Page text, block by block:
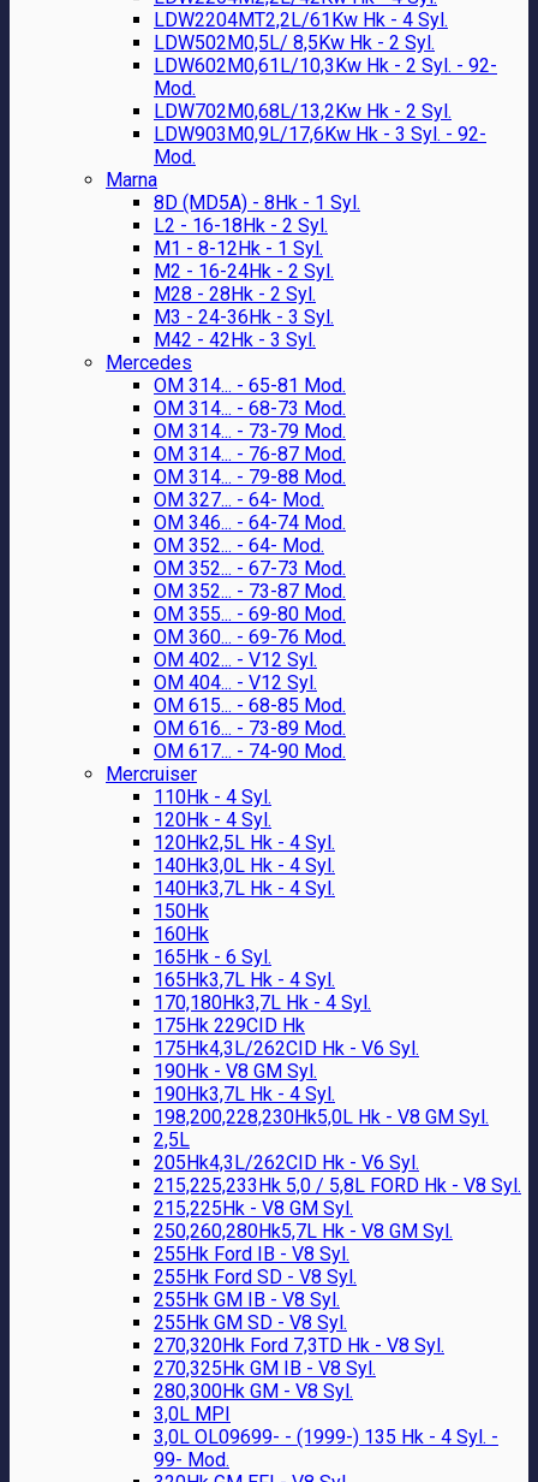
LDW2204MT2,2L/61Kw Hk - 4 Syl.
LDW502M0,5L/ 8,5Kw Hk - 2 Syl.
LDW602M0,61L/10,3Kw Hk - 2 Syl. - 92-
Mod.
LDW702M0,68L/13,2Kw Hk - 2 Syl.
LDW903M0,9L/17,6Kw Hk - 3 Syl. - 92-
Mod.
Marna
8D (MD5A) - 8Hk - 1 Syl.
L2 - 16-18Hk - 2 Syl.
M1 - 8-12Hk - 1 Syl.
M2 - 16-24Hk - 2 Syl.
M28 - 28Hk - 2 Syl.
M3 - 24-36Hk - 3 Syl.
M42 - 42Hk - 3 Syl.
Mercedes
OM 314... - 65-81 Mod.
OM 314... - 68-73 Mod.
OM 314... - 73-79 Mod.
OM 314... - 76-87 Mod.
OM 314... - 79-88 Mod.
OM 327... - 64- Mod.
OM 346... - 64-74 Mod.
OM 352... - 64- Mod.
OM 352... - 67-73 Mod.
OM 352... - 73-87 Mod.
OM 355... - 69-80 Mod.
OM 360... - 69-76 Mod.
OM 402... - V12 Syl.
OM 404... - V12 Syl.
OM 615... - 68-85 Mod.
OM 616... - 73-89 Mod.
OM 617... - 74-90 Mod.
Mercruiser
110Hk - 4 Syl.
120Hk - 4 Syl.
120Hk2,5L Hk - 4 Syl.
140Hk3,0L Hk - 4 Syl.
140Hk3,7L Hk - 4 Syl.
150Hk
160Hk
165Hk - 6 Syl.
165Hk3,7L Hk - 4 Syl.
170,180Hk3,7L Hk - 4 Syl.
175Hk 229CID Hk
175Hk4,3L/262CID Hk - V6 Syl.
190Hk - V8 GM Syl.
190Hk3,7L Hk - 4 Syl.
198,200,228,230Hk5,0L Hk - V8 GM Syl.
2,5L
205Hk4,3L/262CID Hk - V6 Syl.
215,225,233Hk 5,0 / 5,8L FORD Hk - V8 Syl.
215,225Hk - V8 GM Syl.
250,260,280Hk5,7L Hk - V8 GM Syl.
255Hk Ford IB - V8 Syl.
255Hk Ford SD - V8 Syl.
255Hk GM IB - V8 Syl.
255Hk GM SD - V8 Syl.
270,320Hk Ford 7,3TD Hk - V8 Syl.
270,325Hk GM IB - V8 Syl.
280,300Hk GM - V8 Syl.
3,0L MPI
3,0L OL09699- - (1999-) 135 Hk - 4 Syl. -
99- Mod.